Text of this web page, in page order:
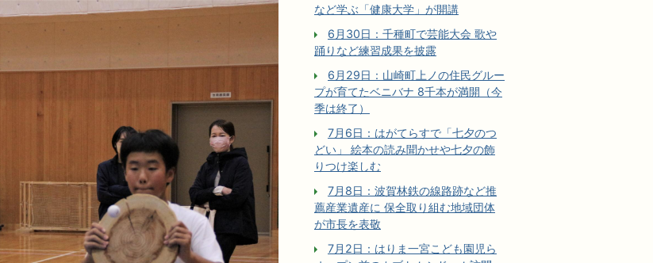
など学ぶ「健康大学」が開講
6月30日：千種町で芸能大会 歌や
踊りなど練習成果を披露
6月29日：山崎町上ノの住民グルー
プが育てたベニバナ 8千本が満開（今
季は終了）
7月6日：はがてらすで「七夕のつ
どい」 絵本の読み聞かせや七夕の飾
りつけ楽しむ
7月8日：波賀林鉄の線路跡など推
薦産業遺産に 保全取り組む地域団体
が市長を表敬
7月2日：はりま一宮こども園児ら